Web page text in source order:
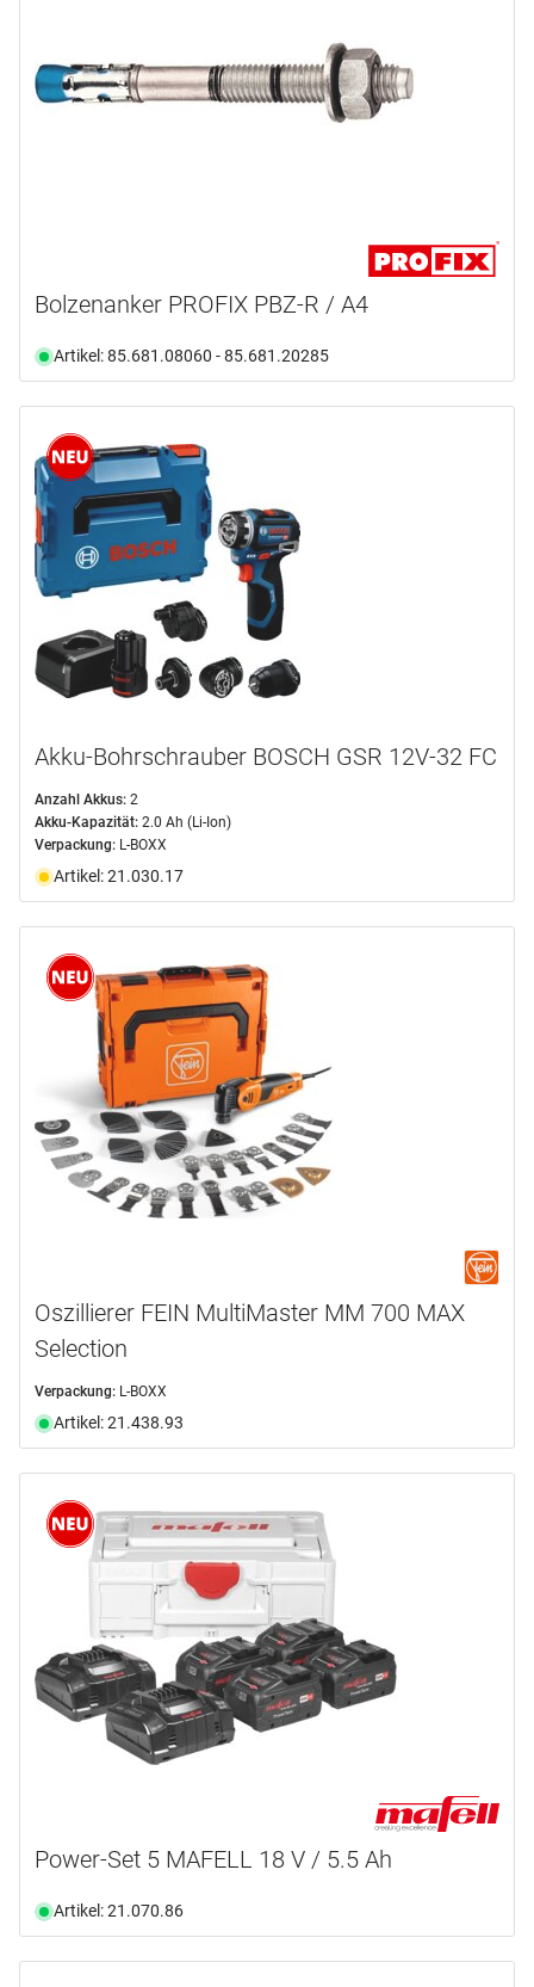
Bolzenanker PROFIX PBZ-R / A4
Artikel: 85.681.08060 - 85.681.20285
Akku-Bohrschrauber BOSCH GSR 12V-32 FC
Anzahl Akkus: 2
Akku-Kapazität: 2.0 Ah (Li-Ion)
Verpackung: L-BOXX
Artikel: 21.030.17
Oszillierer FEIN MultiMaster MM 700 MAX
Selection
Verpackung: L-BOXX
Artikel: 21.438.93
Power-Set 5 MAFELL 18 V / 5.5 Ah
Artikel: 21.070.86